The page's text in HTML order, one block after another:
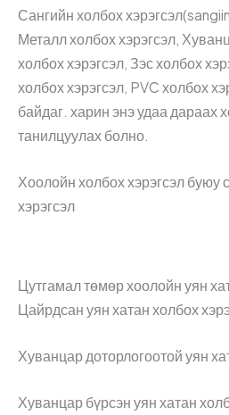
Сангийн холбох
Металл холбох хэрэгсэл,
холбох хэрэгсэл, Зэс холбох
холбох хэрэгсэл, PVC холбох
байдаг. харин энэ удаа дараах
танилцуулах болно.
Хоолойн холбох хэрэгсэл буюу
хэрэгсэл
Цутгамал төмөр хоолойн уян
Цайрдсан уян хатан холбох
Хуванцар доторлогоотой уян
Хуванцар бүрсэн уян хатан